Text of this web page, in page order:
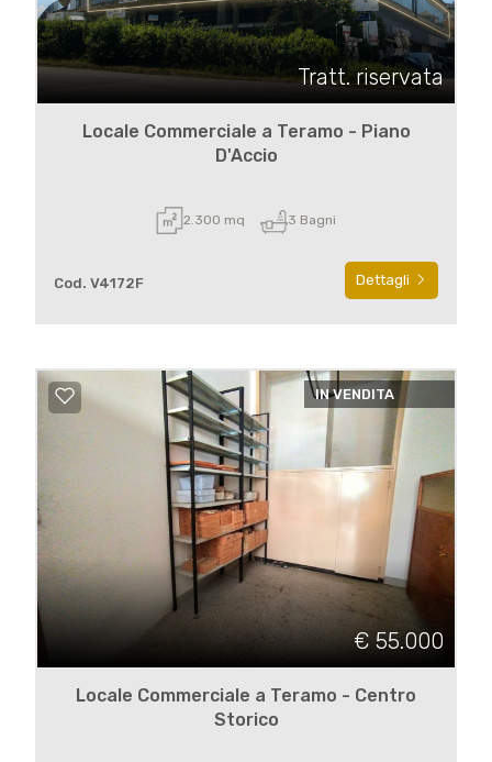
Tratt. riservata
Locale Commerciale a Teramo - Piano
D'Accio
2.300 mq 3 Bagni
Cod. V4172F Dettagli
IN VENDITA
€ 55.000
Locale Commerciale a Teramo - Centro
Storico